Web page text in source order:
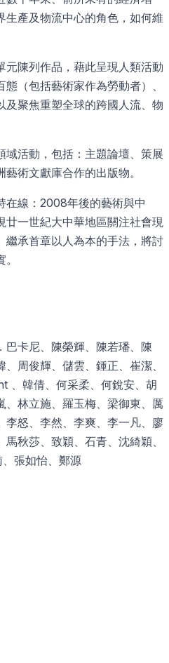
生產及物流中心的角色，如何維
元陳列作品，藉此呈現人類活動
（包括藝術家作為勞動者）、
及聚焦重塑全球的跨國人流、物
域活動，包括：主題論壇、策展
術文獻庫合作的出版物。
在線：2008年後的藝術與中
廿一世紀大中華地區關注社會現
繼承首章以人為本的手法，將討
巴卡尼、陳榮輝、陳若璠、陳
周俊輝、儲雲、鍾正、崔潔、
、韓倩、何采柔、何銳安、胡
、林立施、羅玉梅、梁御東、厲
李怒、李然、李爽、李一凡、廖
秋莎、致穎、石青、沈綺穎、
張如怡、鄭源